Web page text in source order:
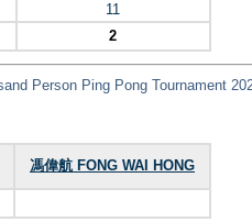
11
2
Person Ping Pong Tournament
馮偉航 FONG WAI HONG